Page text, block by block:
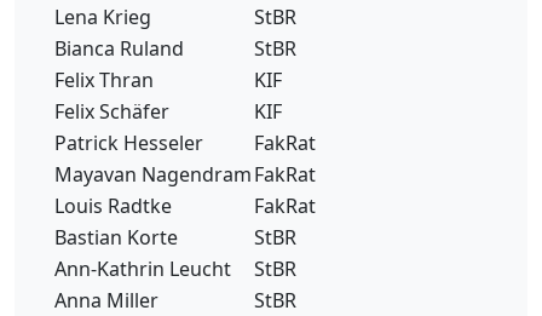
Lena Krieg
StBR
Bianca Ruland
StBR
Felix Thran
KIF
Felix Schäfer
KIF
Patrick Hesseler
FakRat
Mayavan NagendramFakRat
Louis Radtke
FakRat
Bastian Korte
StBR
Ann-Kathrin Leucht
StBR
Anna Miller
StBR